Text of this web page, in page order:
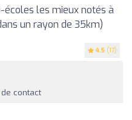
les mieux notés à
un rayon de 35km)
4.5 (17)
contact